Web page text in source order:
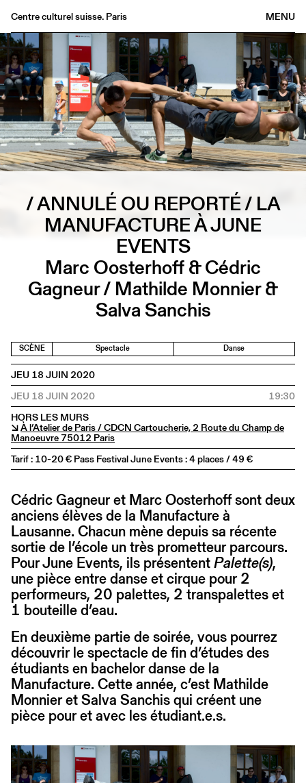
MENU
Centre culturel suisse. Paris
Agenda
Librairie
Buvette
Archives
Médiathèque
Éditions
Informations
/EN
/ ANNULÉ OU REPORTÉ / LA
MANUFACTURE À JUNE
EVENTS
Marc Oosterhoff & Cédric
Gagneur / Mathilde Monnier &
Salva Sanchis
SCÈNE Spectacle Danse
JEU 18 JUIN 2020
JEU 18 JUIN 2020
19:30
HORS LES MURS
↘À l’Atelier de Paris / CDCN Cartoucherie, 2 Route du Champ de
Manoeuvre 75012 Paris
Tarif : 10-20 € Pass Festival June Events : 4 places / 49 €
Cédric Gagneur et Marc Oosterhoff sont deux
anciens élèves de la Manufacture à
Lausanne. Chacun mène depuis sa récente
sortie de l’école un très prometteur parcours.
Pour June Events, ils présententPalette(s),
une pièce entre danse et cirque pour 2
performeurs, 20 palettes, 2 transpalettes et
1 bouteille d’eau.
En deuxième partie de soirée, vous pourrez
découvrir le spectacle de fin d’études des
étudiants en bachelor danse de la
Manufacture. Cette année, c’est Mathilde
Monnier et Salva Sanchis qui créent une
pièce pour et avec les étudiant.e.s.